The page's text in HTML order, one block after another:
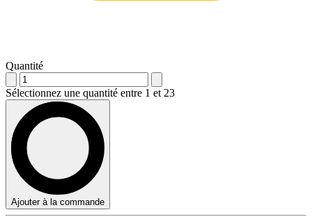
Quantité
Sélectionnez une quantité entre 1 et 23
Ajouter à la commande